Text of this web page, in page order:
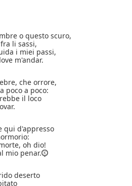
o questo scuro,
li sassi,
i miei passi,
m'andar.
che orrore,
a poco a poco:
il loco
d'appresso
oh dio!
mio penar.
deserto